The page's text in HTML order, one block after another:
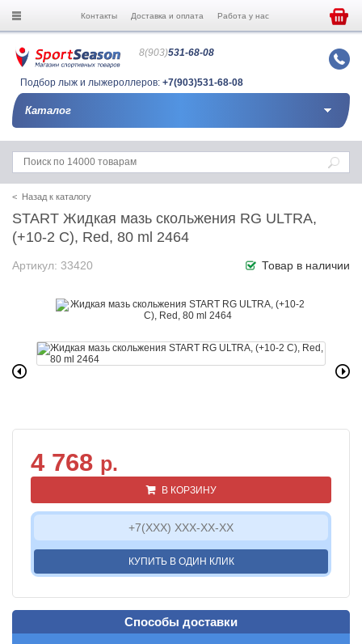
Контакты Доставка и оплата Работа у нас
8(903)531-68-08
Подбор лыж и лыжероллеров: +7(903)531-68-08
Каталог
< Назад к каталогу
START Жидкая мазь скольжения RG ULTRA,
(+10-2 C), Red, 80 ml 2464
Артикул: 33420 Товар в наличии
4 768 р.
В КОРЗИНУ
КУПИТЬ В ОДИН КЛИК
Способы доставки